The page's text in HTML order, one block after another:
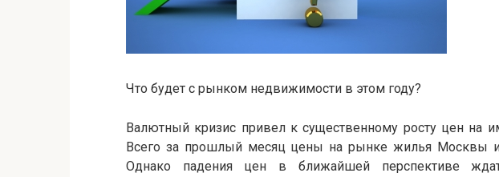
Что будет с рынком недвижимости в этом году?
Валютный кризис привел к существенному росту цен на
Всего за прошлый месяц цены на рынке жилья Москвы и
Однако падения цен в ближайшей перспективе